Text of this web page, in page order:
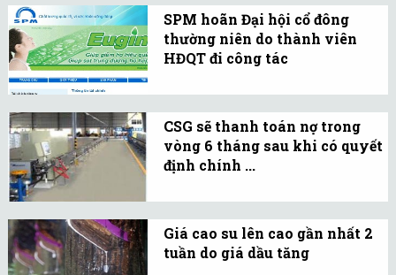
ở, sửa chữa nhà, vay bổ
sung vốn kinh doanh
hoặc phục vụ nâng cao
đời sống.
SPM hoãn Đại hội cổ đông
thường niên do thành viên
HĐQT đi công tác
SPM đang đi công tác
nước ngoài, nên công ty
xin chuyển thời gian tổ
chức Đại hội sang tháng
10/2012.
CSG sẽ thanh toán nợ trong
vòng 6 tháng sau khi có quyết
định chính ...
Đỗ Văn Trắc làm trưởng
ban, ban này có toàn
Giá cao su lên cao gần nhất 2
tuần do giá dầu tăng